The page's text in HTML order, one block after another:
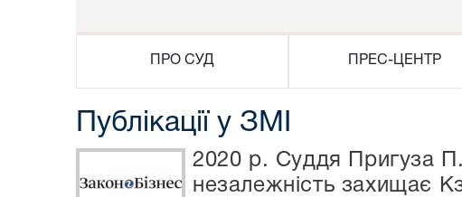
ПРО СУД ПРЕС-ЦЕНТР
Публікації у ЗМІ
2020 р. Суддя
незалежність захищає